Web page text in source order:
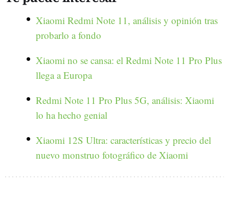
Xiaomi Redmi Note 11, análisis y opinión tras
probarlo a fondo
Xiaomi no se cansa: el Redmi Note 11 Pro Plus
llega a Europa
Redmi Note 11 Pro Plus 5G, análisis: Xiaomi
lo ha hecho genial
Xiaomi 12S Ultra: características y precio del
nuevo monstruo fotográfico de Xiaomi